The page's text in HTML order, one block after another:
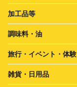
加工品等
調味料・油
旅行・イベント・体験
雑貨・日用品